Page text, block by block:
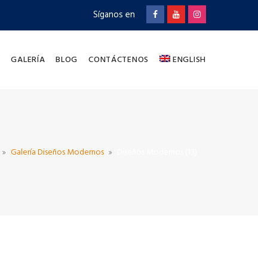
Síganos en
GALERÍA BLOG CONTÁCTENOS ENGLISH
Galería Diseños Modernos